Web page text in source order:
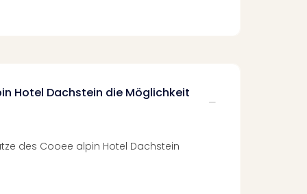
Hotel Dachstein die Möglichkeit
des Cooee alpin Hotel Dachstein